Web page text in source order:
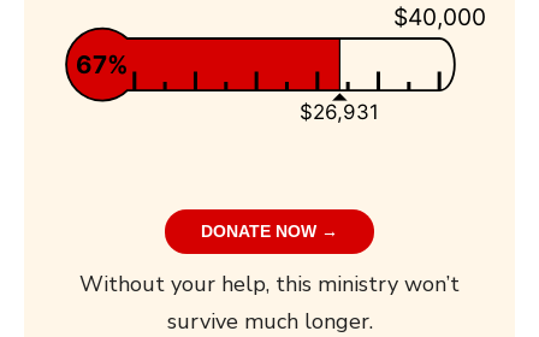
$40,000
$26,931
67%
DONATE NOW →
Without your help, this ministry won’t
survive much longer.